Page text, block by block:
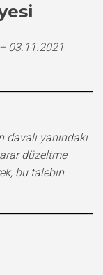
03.11.2021
davalı yanındaki
düzeltme
bu talebin